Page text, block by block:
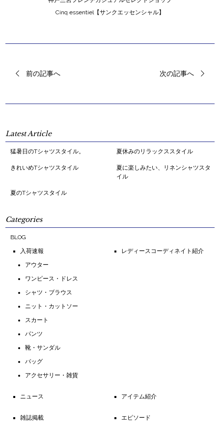
Cinq essentiel【サンクエッセンシャル】
前の記事へ 次の記事へ
Latest Article
猛暑日のTシャツスタイル。 夏休みのリラックススタイル
きれいめTシャツスタイル
夏に楽しみたい、リネンシャツスタ
イル
夏のTシャツスタイル
Categories
BLOG
入荷速報
アウター
ワンピース・ドレス
シャツ・ブラウス
ニット・カットソー
スカート
パンツ
靴・サンダル
バッグ
アクセサリー・雑貨
レディースコーディネイト紹介
ニュース アイテム紹介
雑誌掲載 エピソード